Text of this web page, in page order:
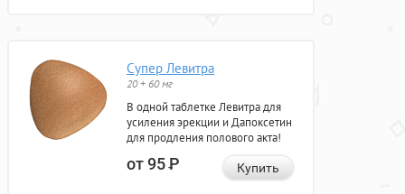
Супер Левитра
20 + 60 мг
В одной таблетке Левитра для
усиления эрекции и Дапоксетин
для продления полового акта!
от 95Р Купить